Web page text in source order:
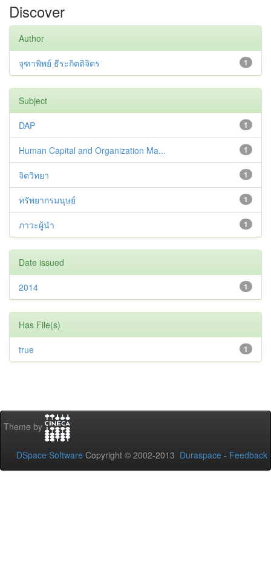
Discover
Author
1
จุฑาพิพย์ ธีระกิตติจิตร
Subject
1
DAP
1
Human Capital and Organization Ma...
1
จิตวิทยา
1
ทรัพยากรมนุษย์
1
ภาวะผู้นำ
Date issued
1
2014
Has File(s)
1
true
Theme by
DSpace Software Copyright © 2002-2013 Duraspace - Feedback